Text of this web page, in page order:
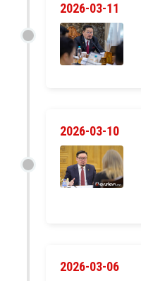
2026-03-11
2026-03-10
2026-03-06